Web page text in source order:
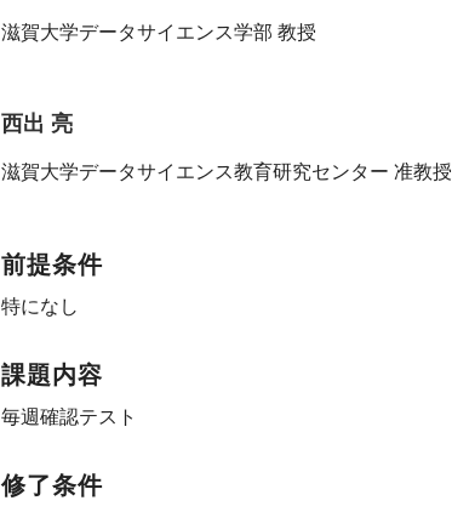
滋賀大学データサイエンス学部 教授
西出 亮
滋賀大学データサイエンス教育研究センター 准教授
前提条件
特になし
課題内容
毎週確認テスト
修了条件